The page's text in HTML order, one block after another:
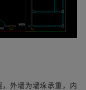
，外墙为墙垛承重，内